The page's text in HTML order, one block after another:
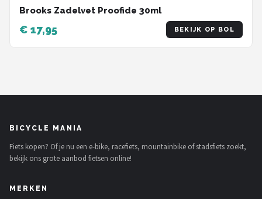
Brooks Zadelvet Proofide 30ml
€ 17,95 BEKIJK OP BOL
BICYCLE MANIA
Fiets kopen? Of je nu een e-bike, racefiets, mountainbike of stadsfiets zoekt,
bekijk ons grote aanbod fietsen online!
MERKEN